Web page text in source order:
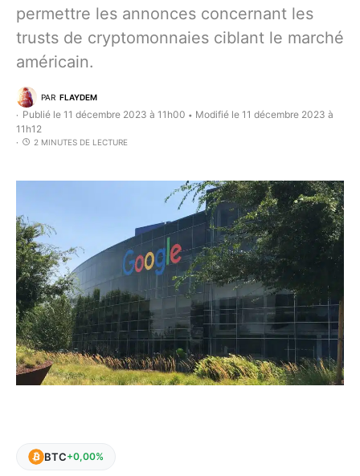
permettre les annonces concernant les
trusts de cryptomonnaies ciblant le marché
américain.
PAR FLAYDEM
Publié le 11 décembre 2023 à 11h00 • Modifié le 11 décembre 2023 à
11h12
2 MINUTES DE LECTURE
BTC+0,00%